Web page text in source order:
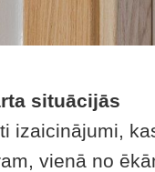
situācijās
izaicinājumi,
vienā no